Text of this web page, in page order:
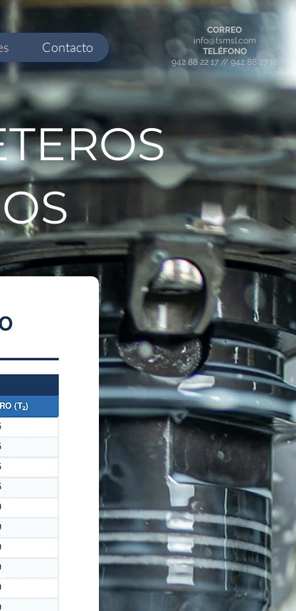
Contacto
CORREO
info@tsmsl.com
TELÉFONO
942 88 22 17 // 942 88 27 12